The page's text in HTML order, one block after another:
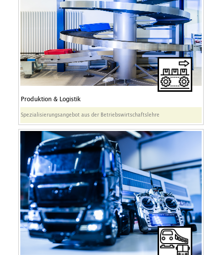
Produktion & Logistik
Spezialisierungsangebot aus der Betriebswirtschaftslehre